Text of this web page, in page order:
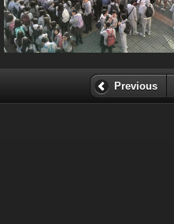
Previous